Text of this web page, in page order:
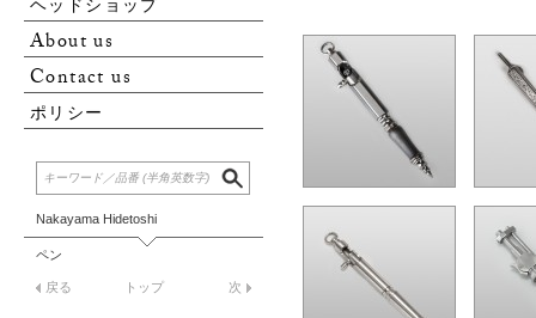
ヘッドショップ
About us
Contact us
ポリシー
Nakayama Hidetoshi
ペン
戻る トップ 次